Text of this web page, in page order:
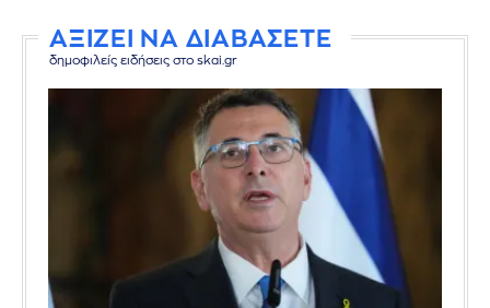
ΑΞΙΖΕΙ ΝΑ ΔΙΑΒΑΣΕΤΕ
δημοφιλείς ειδήσεις στο skai.gr